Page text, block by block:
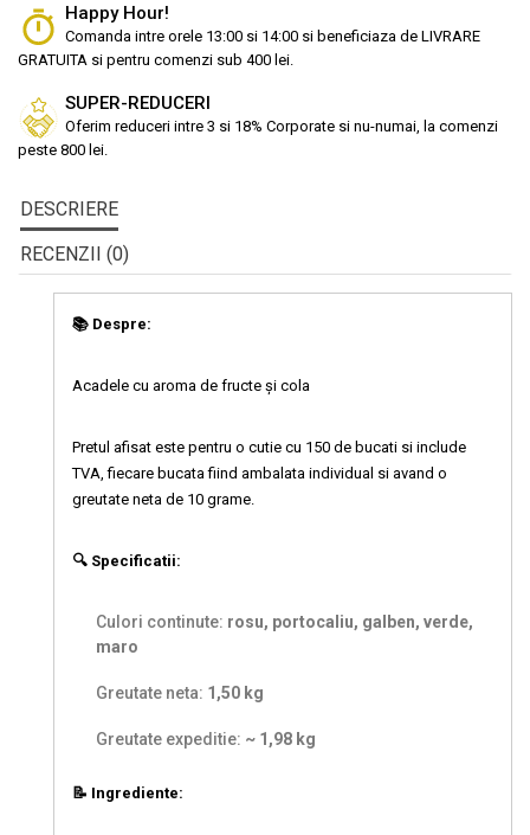
Happy Hour!
Comanda intre orele 13:00 si 14:00 si beneficiaza de LIVRARE
GRATUITA si pentru comenzi sub 400 lei.
SUPER-REDUCERI
Oferim reduceri intre 3 si 18% Corporate si nu-numai, la comenzi
peste 800 lei.
DESCRIERE
RECENZII (0)
📚 Despre:
Acadele cu aroma de fructe și cola
Pretul afisat este pentru o cutie cu 150 de bucati si include
TVA, fiecare bucata fiind ambalata individual si avand o
greutate neta de 10 grame.
🔍 Specificatii:
Culori continute: rosu, portocaliu, galben, verde,
maro
Greutate neta: 1,50 kg
Greutate expeditie: ~ 1,98 kg
📝 Ingrediente: